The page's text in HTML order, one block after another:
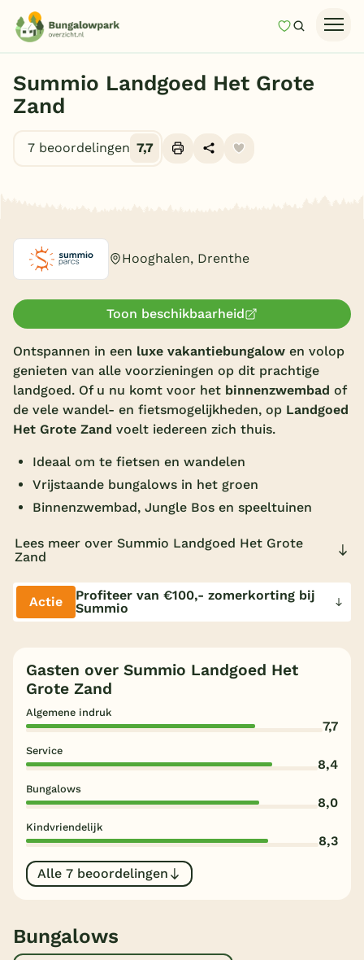
MijnZoeken
Last minutes
Zomervakantie
Vakantiepark keuzehulp
Vakantieparken
Subtropisch zwembad
Overdekt zwembad
Wildwaterbaan
Alle populaire faciliteiten
Keuzehulp
Nederland
Texel
Duitsland
Onze e-boeken
Summio Landgoed Het Grote
Zand
7 beoordelingen 7,7
Hooghalen, Drenthe
Toon beschikbaarheid
Ontspannen in een luxe vakantiebungalow en volop
genieten van alle voorzieningen op dit prachtige
landgoed. Of u nu komt voor het binnenzwembad of
de vele wandel- en fietsmogelijkheden, op Landgoed
Het Grote Zand voelt iedereen zich thuis.
Ideaal om te fietsen en wandelen
Vrijstaande bungalows in het groen
Binnenzwembad, Jungle Bos en speeltuinen
Lees meer over Summio Landgoed Het Grote
Zand
Actie
Profiteer van €100,- zomerkorting bij
Summio
Gasten over Summio Landgoed Het
Grote Zand
Algemene indruk
7,7
Service
8,4
Bungalows
8,0
Kindvriendelijk
8,3
Alle 7 beoordelingen
Bungalows